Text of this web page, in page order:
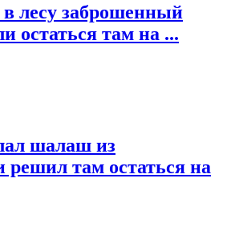
лесу заброшенный
остаться там на ...
шалаш из
решил там остаться на